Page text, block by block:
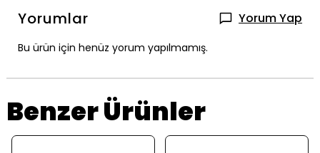
Yorumlar Yorum Yap
Bu ürün için henüz yorum yapılmamış.
Benzer Ürünler